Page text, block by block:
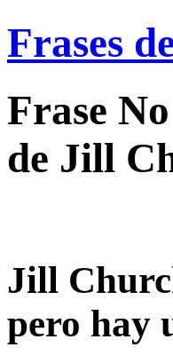
Frases
Frase
de Jill
Jill
pero hay